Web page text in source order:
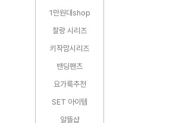
1만원대shop
찰랑 시리즈
키작맘시리즈
밴딩팬츠
요가룩추천
SET 아이템
알뜰샵